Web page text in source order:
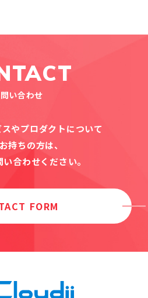
い合わせ
やプロダクトについて
持ちの方は、
合わせください。
FORM